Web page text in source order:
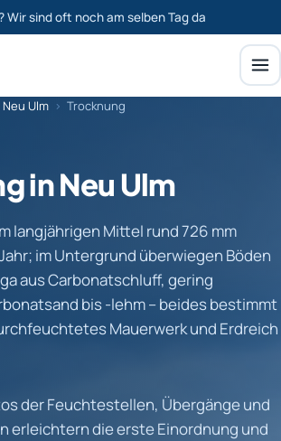
Wir sind oft noch am selben Tag da
Neu Ulm › Trocknung
in Neu Ulm
langjährigen Mittel rund 726 mm
im Untergrund überwiegen Böden
aus Carbonatschluff, gering
bis -lehm – beides bestimmt
Mauerwerk und Erdreich
der Feuchtestellen, Übergänge und
erleichtern die erste Einordnung und